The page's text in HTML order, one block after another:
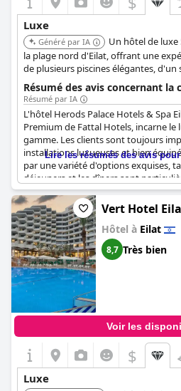
Luxe
Généré par IA
Un hôtel de
la plage nord d'Eilat, offrant une
de plusieurs piscines élégantes, d'un
options de restauration
d'installations de divertissement et
Résumé des avis concernant la
Résumé par IA
L'hôtel Herods Palace Hotels & Spa
Premium de Fattal Hotels, incarne
gamme. Les clients sont toujours
installations luxueuses et bien
par une variété d'options exquises,
déjeuners et les dîners sont
leur luxe. Les chambres et les suites
très haute qualité, en particulier
supérieurs. Les piscines luxueuses
montrent clairement que cet hôtel
élevées à tous les égards. Le service
supplémentaire d'exclusivité,
du séjour est sans compromis.
Lire les résumés des avis
Vert Hotel
Hôtel à Eilat
8,7 Très bien
Voir les
$
Luxe